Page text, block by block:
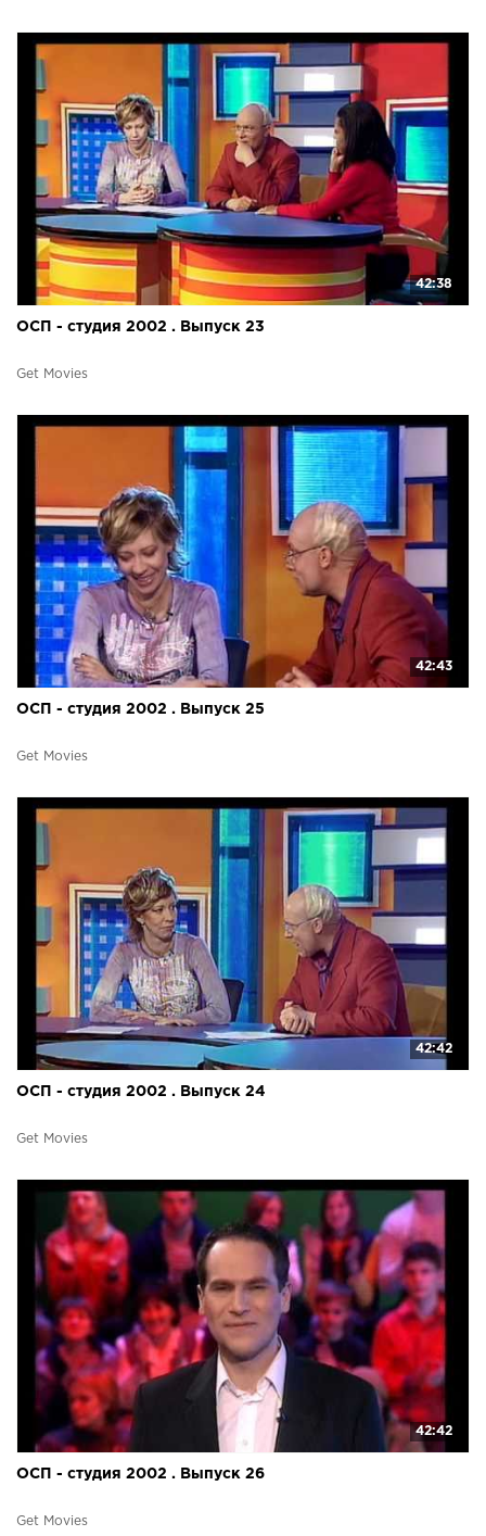
42:38
ОСП - студия 2002 . Выпуск 23
Get Movies
42:43
ОСП - студия 2002 . Выпуск 25
Get Movies
42:42
ОСП - студия 2002 . Выпуск 24
Get Movies
42:42
ОСП - студия 2002 . Выпуск 26
Get Movies